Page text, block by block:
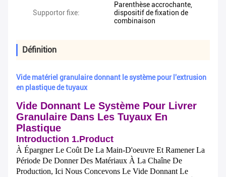
Supportor fixe:
Parenthèse accrochante,
dispositif de fixation de
combinaison
Définition
Vide matériel granulaire donnant le système pour l'extrusion
en plastique de tuyaux
Vide Donnant Le Système Pour Livrer
Granulaire Dans Les Tuyaux En
Plastique
Introduction 1.Product
À Épargner Le Coût De La Main-D'oeuvre Et Ramener La
Période De Donner Des Matériaux À La Chaîne De
Production, Ici Nous Concevons Le Vide Donnant Le